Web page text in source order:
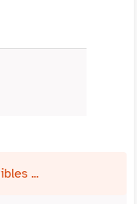
...